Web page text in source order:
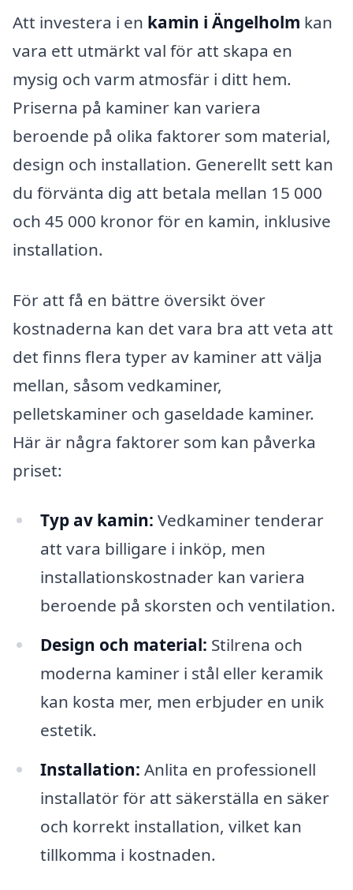
Att investera i en kamin i Ängelholm kan
vara ett utmärkt val för att skapa en
mysig och varm atmosfär i ditt hem.
Priserna på kaminer kan variera
beroende på olika faktorer som material,
design och installation. Generellt sett kan
du förvänta dig att betala mellan 15 000
och 45 000 kronor för en kamin, inklusive
installation.
För att få en bättre översikt över
kostnaderna kan det vara bra att veta att
det finns flera typer av kaminer att välja
mellan, såsom vedkaminer,
pelletskaminer och gaseldade kaminer.
Här är några faktorer som kan påverka
priset:
Typ av kamin: Vedkaminer tenderar
att vara billigare i inköp, men
installationskostnader kan variera
beroende på skorsten och ventilation.
Design och material: Stilrena och
moderna kaminer i stål eller keramik
kan kosta mer, men erbjuder en unik
estetik.
Installation: Anlita en professionell
installatör för att säkerställa en säker
och korrekt installation, vilket kan
tillkomma i kostnaden.